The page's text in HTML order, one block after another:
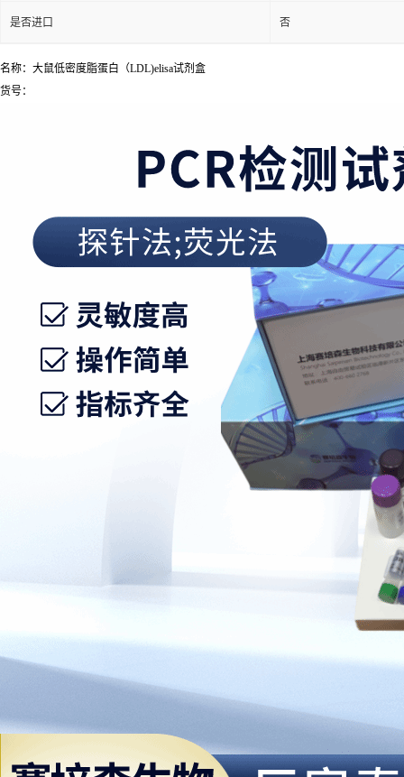
是否进口 否
名称：大鼠低密度脂蛋白（LDL)elisa试剂盒
货号：